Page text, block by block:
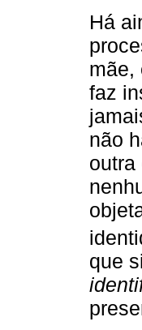
Há
mãe,
faz
não
outra
que